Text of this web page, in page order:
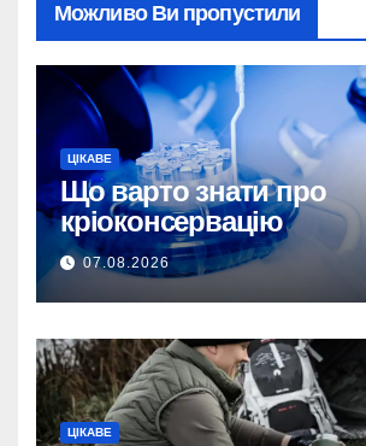
Можливо Ви пропустили
ЦІКАВЕ
Що варто знати про
кріоконсервацію
07.08.2026
ЦІКАВЕ